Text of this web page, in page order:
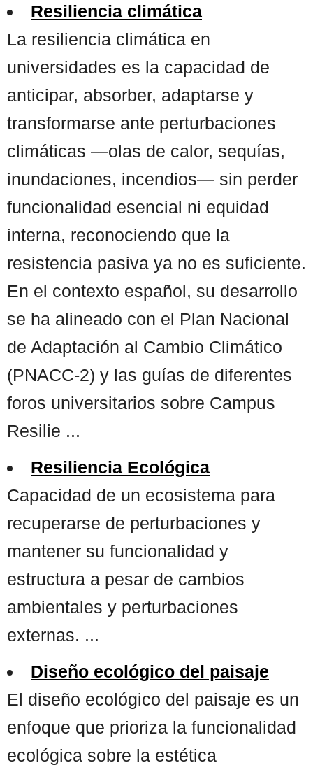
Resiliencia climática
La resiliencia climática en
universidades es la capacidad de
anticipar, absorber, adaptarse y
transformarse ante perturbaciones
climáticas —olas de calor, sequías,
inundaciones, incendios— sin perder
funcionalidad esencial ni equidad
interna, reconociendo que la
resistencia pasiva ya no es suficiente.
En el contexto español, su desarrollo
se ha alineado con el Plan Nacional
de Adaptación al Cambio Climático
(PNACC-2) y las guías de diferentes
foros universitarios sobre Campus
Resilie ...
Resiliencia Ecológica
Capacidad de un ecosistema para
recuperarse de perturbaciones y
mantener su funcionalidad y
estructura a pesar de cambios
ambientales y perturbaciones
externas. ...
Diseño ecológico del paisaje
El diseño ecológico del paisaje es un
enfoque que prioriza la funcionalidad
ecológica sobre la estética